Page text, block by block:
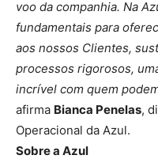
voo da companhia. Na
fundamentais para
aos nossos Clientes,
processos rigorosos,
incrível com quem
afirma Bianca Penelas,
Operacional da Azul.
Sobre a Azul